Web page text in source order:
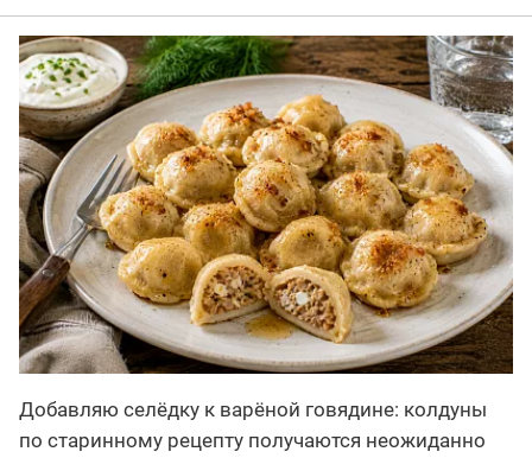
Добавляю селёдку к варёной говядине: колдуны
по старинному рецепту получаются неожиданно